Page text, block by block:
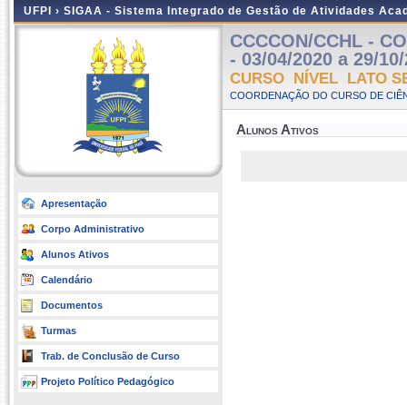
UFPI › SIGAA - Sistema Integrado de Gestão de Atividades
Apresentação
Corpo Administrativo
Alunos Ativos
Calendário
Documentos
Turmas
Trab. de Conclusão de Curso
Projeto Político Pedagógico
CCCCON/CCHL -
- 03/04/2020 a 29/
CURSO NÍVEL LATO
COORDENAÇÃO DO CURSO DE
Alunos Ativos